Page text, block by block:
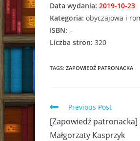
Data wydania: 2019-10-23
Kategoria: obyczajowa i
ISBN: –
Liczba stron: 320
TAGS: ZAPOWIEDŹ PATRONACKA
Read
articles
Previous Post
[Zapowiedź patronacka]
Małgorzaty Kasprzyk